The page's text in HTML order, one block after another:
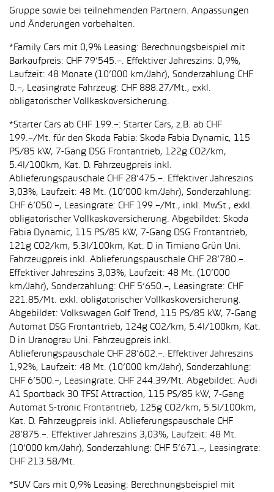
Gruppe sowie bei teilnehmenden Partnern. Anpassungen
und Änderungen vorbehalten.
*Family Cars mit 0,9% Leasing: Berechnungsbeispiel mit
Barkaufpreis: CHF 79’545.–. Effektiver Jahreszins: 0,9%,
Laufzeit: 48 Monate (10’000 km/Jahr), Sonderzahlung CHF
0.–, Leasingrate Fahrzeug: CHF 888.27/Mt., exkl.
obligatorischer Vollkaskoversicherung.
*Starter Cars ab CHF 199.–: Starter Cars, z.B. ab CHF
199.–/Mt. für den Skoda Fabia: Skoda Fabia Dynamic, 115
PS/85 kW, 7-Gang DSG Frontantrieb, 122g CO2/km,
5.4l/100km, Kat. D. Fahrzeugpreis inkl.
Ablieferungspauschale CHF 28’475.–. Effektiver Jahreszins
3,03%, Laufzeit: 48 Mt. (10’000 km/Jahr), Sonderzahlung:
CHF 6’050.–, Leasingrate: CHF 199.–/Mt., inkl. MwSt., exkl.
obligatorischer Vollkaskoversicherung. Abgebildet: Skoda
Fabia Dynamic, 115 PS/85 kW, 7-Gang DSG Frontantrieb,
121g CO2/km, 5.3l/100km, Kat. D in Timiano Grün Uni.
Fahrzeugpreis inkl. Ablieferungspauschale CHF 28’780.–.
Effektiver Jahreszins 3,03%, Laufzeit: 48 Mt. (10’000
km/Jahr), Sonderzahlung: CHF 5’650.–, Leasingrate: CHF
221.85/Mt. exkl. obligatorischer Vollkaskoversicherung.
Abgebildet: Volkswagen Golf Trend, 115 PS/85 kW, 7-Gang
Automat DSG Frontantrieb, 124g CO2/km, 5.4l/100km, Kat.
D in Uranograu Uni. Fahrzeugpreis inkl.
Ablieferungspauschale CHF 28’602.–. Effektiver Jahreszins
1,92%, Laufzeit: 48 Mt. (10’000 km/Jahr), Sonderzahlung:
CHF 6’500.–, Leasingrate: CHF 244.39/Mt. Abgebildet: Audi
A1 Sportback 30 TFSI Attraction, 115 PS/85 kW, 7-Gang
Automat S-tronic Frontantrieb, 125g CO2/km, 5.5l/100km,
Kat. D. Fahrzeugpreis inkl. Ablieferungspauschale CHF
28’875.–. Effektiver Jahreszins 3,03%, Laufzeit: 48 Mt.
(10'000 km/Jahr), Sonderzahlung: CHF 5’671.–, Leasingrate:
CHF 213.58/Mt.
*SUV Cars mit 0,9% Leasing: Berechnungsbeispiel mit